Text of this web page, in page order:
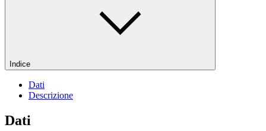
Indice
Dati
Descrizione
Dati